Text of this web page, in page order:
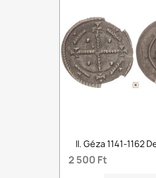
II. Géza 1141-1162
2 500 Ft